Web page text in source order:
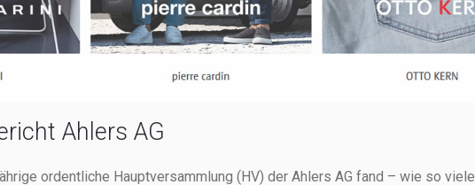
Ahlers AG
ordentliche Hauptversammlung (HV) der Ahlers AG fand – wie so viele